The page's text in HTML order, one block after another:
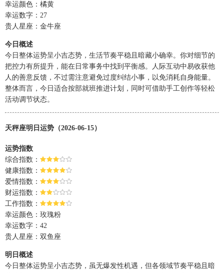
幸运颜色：橘黄
幸运数字：27
贵人星座：金牛座
今日概述
今日整体运势呈小吉态势，生活节奏平稳且暗藏小确幸。你对细节的
把控力有所提升，能在日常事务中找到平衡感。人际互动中易收获他
人的善意反馈，不过需注意避免过度纠结小事，以免消耗自身能量。
整体而言，今日适合按部就班推进计划，同时可借助手工创作等轻松
活动调节状态。
天秤座明日运势（2026-06-15）
运势指数
综合指数：
健康指数：
爱情指数：
财运指数：
工作指数：
幸运颜色：玫瑰粉
幸运数字：42
贵人星座：双鱼座
明日概述
今日整体运势呈小吉态势，虽无爆发性机遇，但各领域节奏平稳且暗